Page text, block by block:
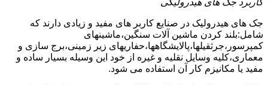
کاربرد جک های هیدرولیکی
جک های هیدرولیک در صنایع کاربر های مفید و زیادی دارند که
شامل:بلند کردن ماشین آلات سنگین،ماشینهای
کمپرسور،جرثقیلها،پالایشگاهها،حفاریهای زیر زمینی،برج سازی و
معماری،کلیه وسایل نقلیه و غیره از خود این وسیله بسیار ساده و
مفید یا مکانیزم کار آن استفاده می شود.